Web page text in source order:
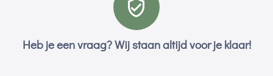
Heb je een vraag? Wij staan altijd voor je klaar!